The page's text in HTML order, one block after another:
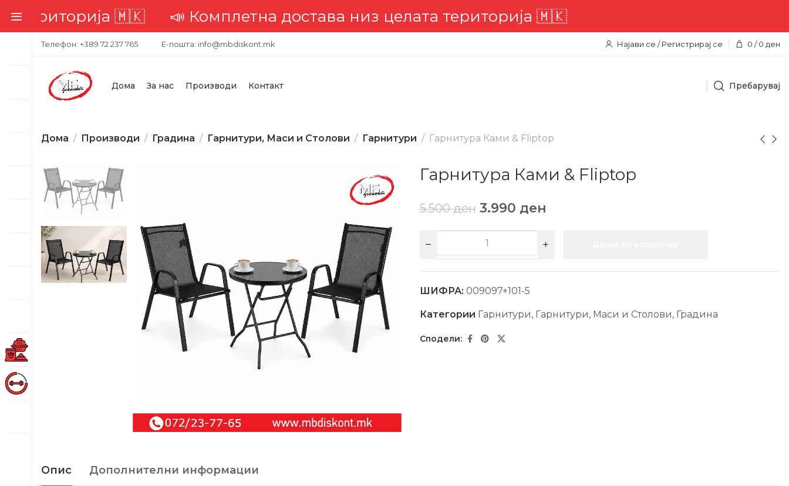
🇲🇰📣 Комплетна достава низ целата територија 🇲🇰
Телефон: +389 72 237 765 Е-пошта: info@mbdiskont.mk Најави се / Регистрирај се 0 / 0 ден
Дома За нас Производи Контакт Пребарувај
Дома Производи Градина Гарнитури, Маси и Столови Гарнитури Гарнитура Ками & Fliptop
Гарнитура Ками & Fliptop
5.500ден 3.990 ден
ШИФРА: 009097+101-5
Категории Гарнитури, Гарнитури, Маси и Столови, Градина
Опис Дополнителни информации